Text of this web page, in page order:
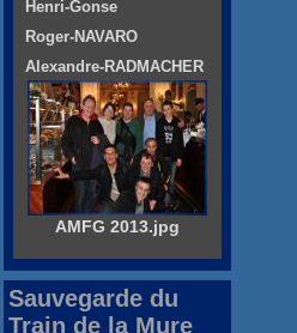
Henri-Gonse
Roger-NAVARO
Alexandre-RADMACHER
AMFG 2013.jpg
Sauvegarde du
Train de la Mure